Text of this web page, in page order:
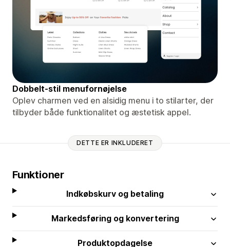
Dobbelt-stil menufornøjelse
Oplev charmen ved en alsidig menu i to stilarter, der
tilbyder både funktionalitet og æstetisk appel.
DETTE ER INKLUDERET
Funktioner
Indkøbskurv og betaling
Markedsføring og konvertering
Produktopdagelse